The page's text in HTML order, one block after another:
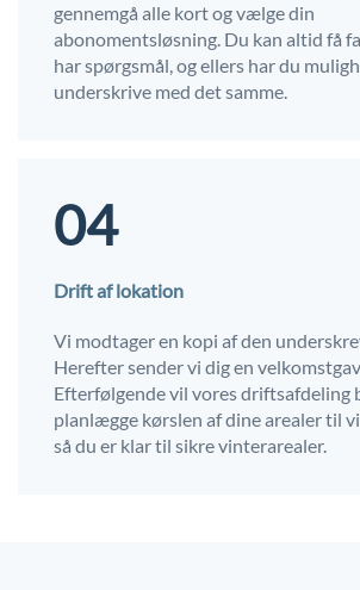
gennemgå alle kort og vælge din
abonomentsløsning. Du kan altid få
har spørgsmål, og ellers har du
underskrive med det samme.
04
Drift af lokation
Vi modtager en kopi af den
Herefter sender vi dig en
Efterfølgende vil vores driftsafdeling
planlægge kørslen af dine arealer til
så du er klar til sikre vinterarealer.